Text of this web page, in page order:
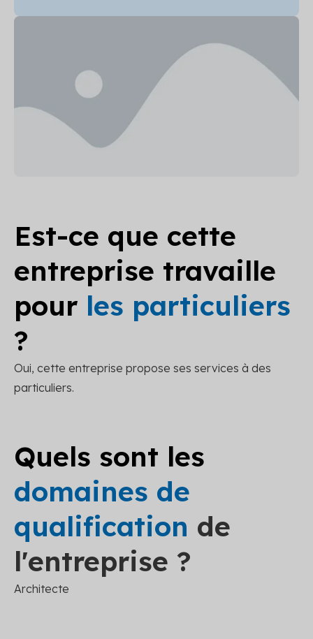
Est-ce que cette
entreprise travaille
pour les particuliers
?
Oui, cette entreprise propose ses services à des
particuliers.
Quels sont les
domaines de
qualification de
l'entreprise ?
Architecte